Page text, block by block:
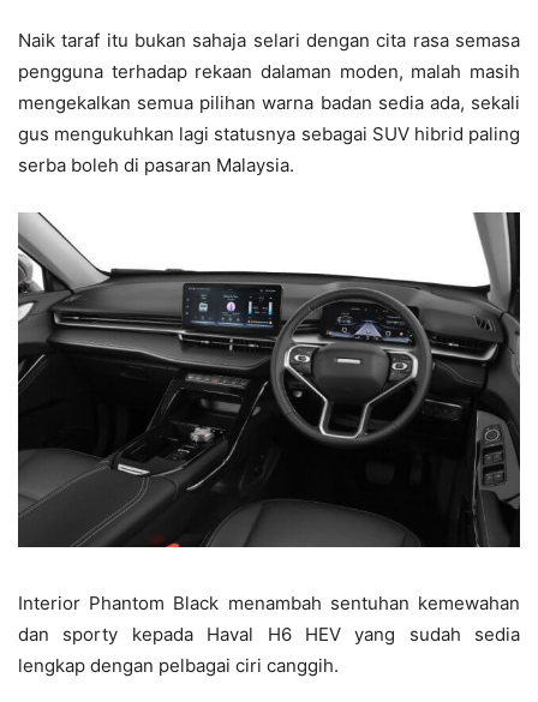
Naik taraf itu bukan sahaja selari dengan cita rasa semasa
pengguna terhadap rekaan dalaman moden, malah masih
mengekalkan semua pilihan warna badan sedia ada, sekali
gus mengukuhkan lagi statusnya sebagai SUV hibrid paling
serba boleh di pasaran Malaysia.
Interior Phantom Black menambah sentuhan kemewahan
dan sporty kepada Haval H6 HEV yang sudah sedia
lengkap dengan pelbagai ciri canggih.